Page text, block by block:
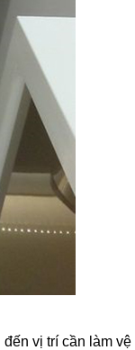
vị trí cần làm vệ